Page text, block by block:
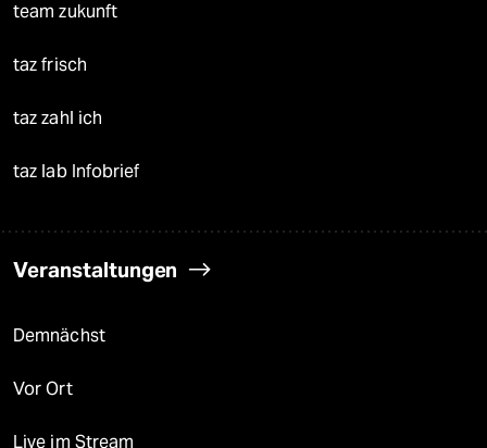
team zukunft
taz frisch
taz zahl ich
taz lab Infobrief
Veranstaltungen
Demnächst
Vor Ort
Live im Stream